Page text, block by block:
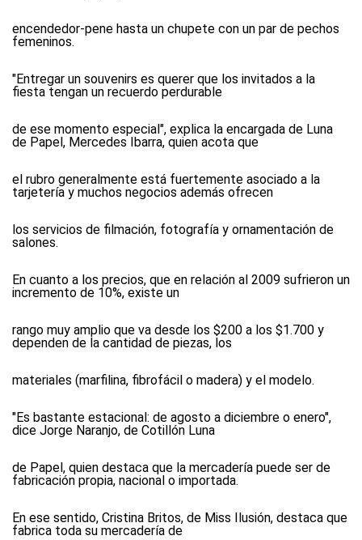
encendedor-pene hasta un chupete con un par de pechos
femeninos.
"Entregar un souvenirs es querer que los invitados a la
fiesta tengan un recuerdo perdurable
de ese momento especial", explica la encargada de Luna
de Papel, Mercedes Ibarra, quien acota que
el rubro generalmente está fuertemente asociado a la
tarjetería y muchos negocios además ofrecen
los servicios de filmación, fotografía y ornamentación de
salones.
En cuanto a los precios, que en relación al 2009 sufrieron un
incremento de 10%, existe un
rango muy amplio que va desde los $200 a los $1.700 y
dependen de la cantidad de piezas, los
materiales (marfilina, fibrofácil o madera) y el modelo.
"Es bastante estacional: de agosto a diciembre o enero",
dice Jorge Naranjo, de Cotillón Luna
de Papel, quien destaca que la mercadería puede ser de
fabricación propia, nacional o importada.
En ese sentido, Cristina Britos, de Miss Ilusión, destaca que
fabrica toda su mercadería de